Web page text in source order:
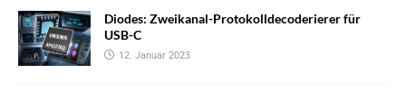
Diodes: Zweikanal-Protokolldecoderierer für
USB-C
12. Januar 2023